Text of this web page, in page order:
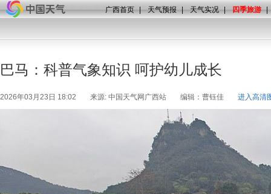
广西首页 | 天气预报 | 天气实况 | 四季旅游 |
巴马：科普气象知识 呵护幼儿成长
2026年03月23日 18:02 来源: 中国天气网广西站 编辑：曹钰佳 进入高清